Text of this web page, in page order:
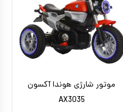
موتور شارژی هوندا آکسون
AX3035